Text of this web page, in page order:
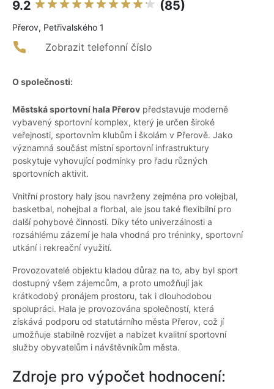
9.2 (85)
Přerov, Petřivalského 1
Zobrazit telefonní číslo
O společnosti:
Městská sportovní hala Přerov představuje moderně
vybavený sportovní komplex, který je určen široké
veřejnosti, sportovním klubům i školám v Přerově. Jako
významná součást místní sportovní infrastruktury
poskytuje vyhovující podmínky pro řadu různých
sportovních aktivit.
Vnitřní prostory haly jsou navrženy zejména pro volejbal,
basketbal, nohejbal a florbal, ale jsou také flexibilní pro
další pohybové činnosti. Díky této univerzálnosti a
rozsáhlému zázemí je hala vhodná pro tréninky, sportovní
utkání i rekreační využití.
Provozovatelé objektu kladou důraz na to, aby byl sport
dostupný všem zájemcům, a proto umožňují jak
krátkodobý pronájem prostoru, tak i dlouhodobou
spolupráci. Hala je provozována společností, která
získává podporu od statutárního města Přerov, což jí
umožňuje stabilně rozvíjet a nabízet kvalitní sportovní
služby obyvatelům i návštěvníkům města.
Zdroje pro výpočet hodnocení: